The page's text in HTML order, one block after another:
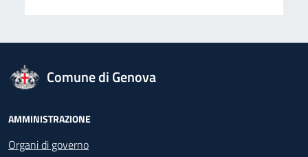
logo Unione Europea
Comune di Genova
Footer - Navigazione
AMMINISTRAZIONE
Organi di governo